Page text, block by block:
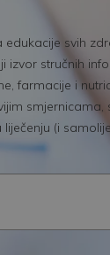
edukacije svih
izvor stručnih
farmacije i
smjernicama,
(i